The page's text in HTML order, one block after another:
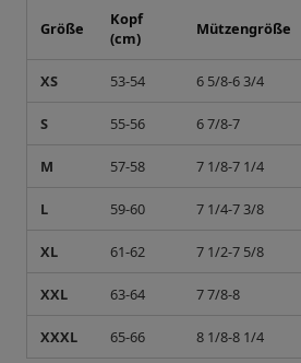
Größe
Kopf
(cm)
Mützengröße
XS 53-54 6 5/8-6 3/4
S 55-56 6 7/8-7
M 57-58 7 1/8-7 1/4
L 59-60 7 1/4-7 3/8
XL 61-62 7 1/2-7 5/8
XXL 63-64 7 7/8-8
XXXL 65-66 8 1/8-8 1/4